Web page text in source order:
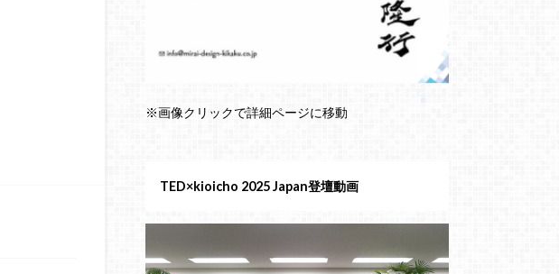
※画像クリックで詳細ページに移動
TED×kioicho 2025 Japan登壇動画